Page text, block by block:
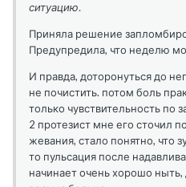
ситуацию.
Приняла решение
Предупредила, что неделю
И правда, доторонуться до
не почистить. потом боль
только чувствительность по
2 протезист мне его сточил
жевания, стало понятно, что
то пульсация после
начинает очень хорошо